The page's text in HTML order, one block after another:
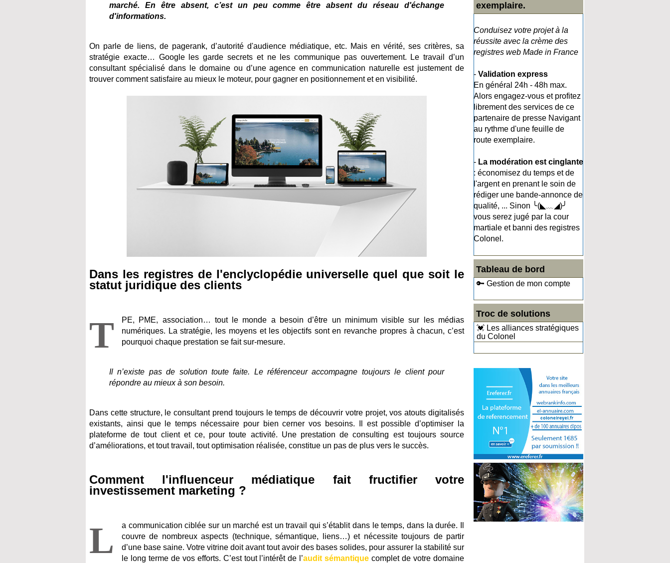
exemplaire.
Conduisez votre projet à la
réussite avec la crème des
registres web Made in France
- Validation express
En général 24h - 48h max.
Alors engagez-vous et profitez
librement des services de ce
partenaire de presse Navigant
au rythme d'une feuille de
route exemplaire.
- La modération est cinglante
: économisez du temps et de
l'argent en prenant le soin de
rédiger une bande-annonce de
qualité, ... Sinon ╰(◣﹏◢)╯
vous serez jugé par la cour
martiale et banni des registres
Colonel.
Tableau de bord
🔑 Gestion de mon compte
Troc de solutions
💓 Les alliances stratégiques
du Colonel
marché. En être absent, c’est un peu comme être absent du réseau d'échange
d'informations.
On parle de liens, de pagerank, d’autorité d'audience médiatique, etc. Mais en vérité, ses critères, sa
stratégie exacte… Google les garde secrets et ne les communique pas ouvertement. Le travail d’un
consultant spécialisé dans le domaine ou d’une agence en communication naturelle est justement de
trouver comment satisfaire au mieux le moteur, pour gagner en positionnement et en visibilité.
Dans les registres de l'enclyclopédie universelle quel que soit le
statut juridique des clients
T
PE, PME, association… tout le monde a besoin d’être un minimum visible sur les médias
numériques. La stratégie, les moyens et les objectifs sont en revanche propres à chacun, c’est
pourquoi chaque prestation se fait sur-mesure.
Il n’existe pas de solution toute faite. Le référenceur accompagne toujours le client pour
répondre au mieux à son besoin.
Dans cette structure, le consultant prend toujours le temps de découvrir votre projet, vos atouts digitalisés
existants, ainsi que le temps nécessaire pour bien cerner vos besoins. Il est possible d’optimiser la
plateforme de tout client et ce, pour toute activité. Une prestation de consulting est toujours source
d’améliorations, et tout travail, tout optimisation réalisée, constitue un pas de plus vers le succès.
Comment l'influenceur médiatique fait fructifier votre
investissement marketing ?
L
a communication ciblée sur un marché est un travail qui s’établit dans le temps, dans la durée. Il
couvre de nombreux aspects (technique, sémantique, liens…) et nécessite toujours de partir
d’une base saine. Votre vitrine doit avant tout avoir des bases solides, pour assurer la stabilité sur
le long terme de vos efforts. C’est tout l’intérêt de l’audit sémantique complet de votre domaine